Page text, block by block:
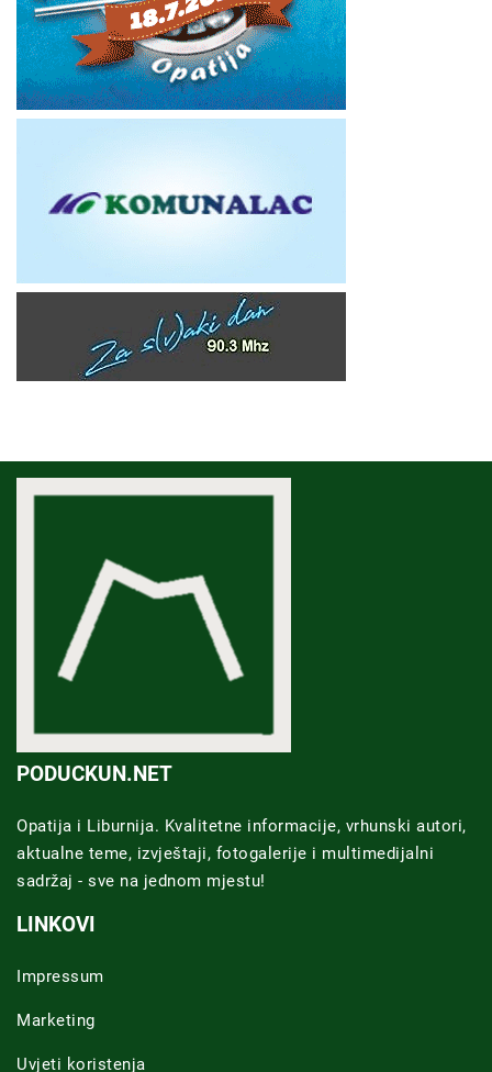
PODUCKUN.NET
Opatija i Liburnija. Kvalitetne informacije, vrhunski autori,
aktualne teme, izvještaji, fotogalerije i multimedijalni
sadržaj - sve na jednom mjestu!
LINKOVI
Impressum
Marketing
Uvjeti koristenja